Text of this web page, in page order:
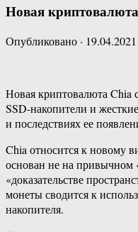
Новая
Опубликовано · 19.04.2021
Новая криптовалюта Chia
SSD-​накопители и
и последствиях ее
Chia относится к новому
основан не на привычном
«доказательстве
монеты сводится к
накопителя.